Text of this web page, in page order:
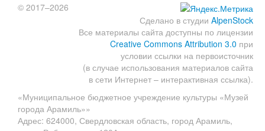
Сделано в студии AlpenStock
Все материалы сайта доступны по лицензии
Creative Commons Attribution 3.0 при
условии ссылки на первоисточник
(в случае использования материалов сайта
в сети Интернет – интерактивная ссылка).
© 2017–2026
«Муниципальное бюджетное учреждение культуры «Музей
города Арамиль»»
Адрес: 624000, Свердловская область, город Арамиль,